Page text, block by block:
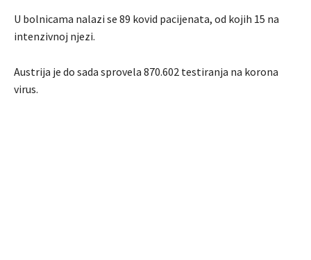
U bolnicama nalazi se 89 kovid pacijenata, od kojih 15 na
intenzivnoj njezi.
Austrija je do sada sprovela 870.602 testiranja na korona
virus.